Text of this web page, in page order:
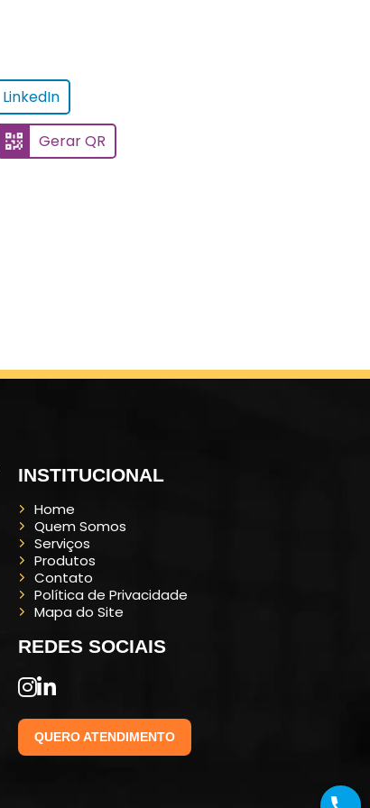
LinkedIn
Gerar QR
INSTITUCIONAL
Home
Quem Somos
Serviços
Produtos
Contato
Política de Privacidade
Mapa do Site
REDES SOCIAIS
QUERO ATENDIMENTO